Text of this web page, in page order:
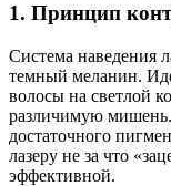
1. Принцип
Система наведения
темный меланин.
волосы на светлой
различимую мишень.
достаточного
лазеру не за что
эффективной.